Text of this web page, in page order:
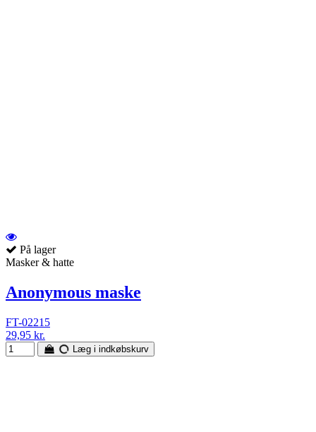
På lager
Masker & hatte
Anonymous maske
FT-02215
29,95 kr.
Læg i indkøbskurv